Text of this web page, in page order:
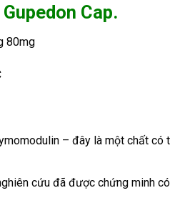
Cap.
80mg
– đây là một chất
cứu đã được chứng minh